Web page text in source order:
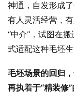
神通，自发形成
有人灵活经营，
“中介”，试图在
式适配这种毛坯生
毛坯场景的回归
再执着于“精装修